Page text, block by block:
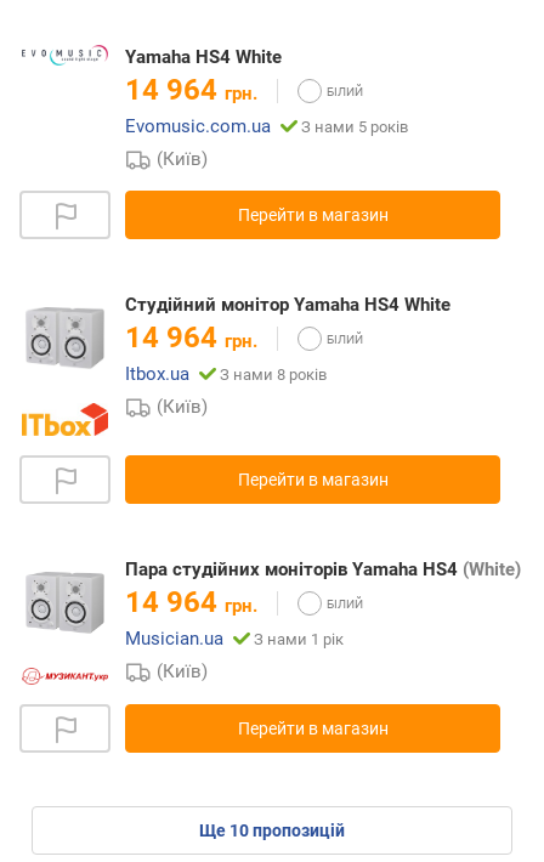
Yamaha HS4 White
14 964 грн.
Evomusic.com.ua
З нами 5 років
(Київ)
Перейти в магазин
Студійний монітор Yamaha HS4 White
14 964 грн.
Itbox.ua
З нами 8 років
(Київ)
Перейти в магазин
Пара студійних моніторів Yamaha HS4 (White)
14 964 грн.
Musician.ua
З нами 1 рік
(Київ)
Перейти в магазин
ще 10пропозицій